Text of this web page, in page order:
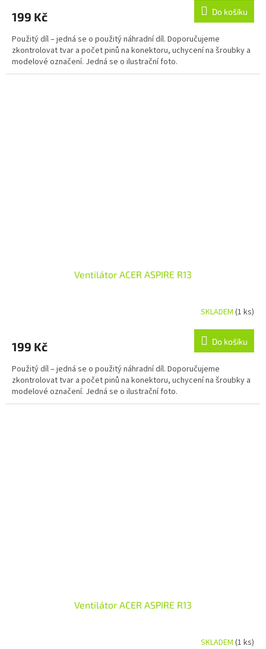
199 Kč Do košíku
Použitý díl – jedná se o použitý náhradní díl. Doporučujeme
zkontrolovat tvar a počet pinů na konektoru, uchycení na šroubky a
modelové označení. Jedná se o ilustrační foto.
Ventilátor ACER ASPIRE R13
SKLADEM (1 ks)
199 Kč Do košíku
Použitý díl – jedná se o použitý náhradní díl. Doporučujeme
zkontrolovat tvar a počet pinů na konektoru, uchycení na šroubky a
modelové označení. Jedná se o ilustrační foto.
Ventilátor ACER ASPIRE R13
SKLADEM (1 ks)